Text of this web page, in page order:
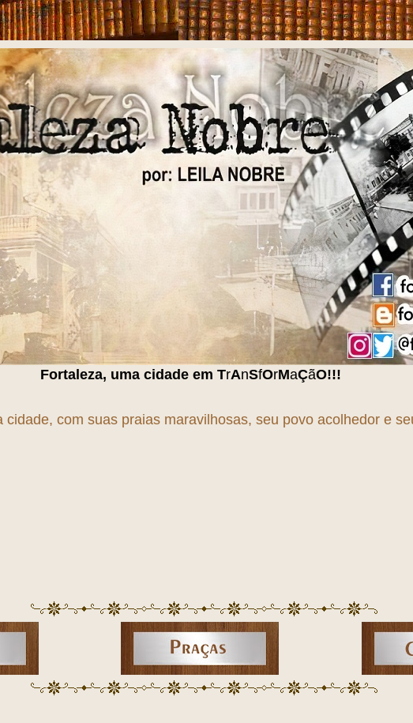
cidade emT rAnS fOrMaÇ ãO!!!
cidade, com suas praias maravilhosas, seu povo acolhedor e